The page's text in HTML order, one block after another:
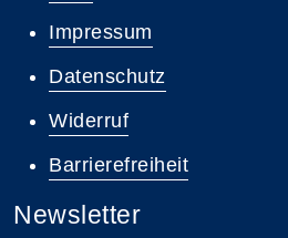
Impressum
Datenschutz
Widerruf
Barrierefreiheit
Newsletter